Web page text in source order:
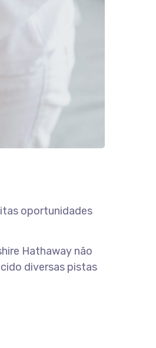
oportunidades
Hathaway não
diversas pistas